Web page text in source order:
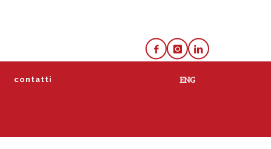
contatti